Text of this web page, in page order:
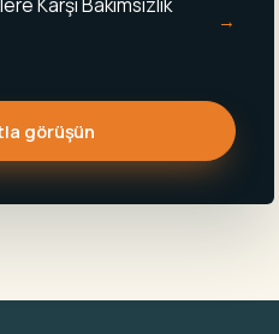
Karşı Bakımsızlık
görüşün